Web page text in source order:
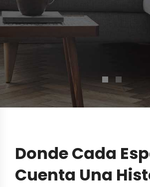
Donde Cada
Cuenta Una